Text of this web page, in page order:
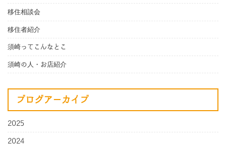
移住相談会
移住者紹介
須崎ってこんなとこ
須崎の人・お店紹介
ブログアーカイブ
2025
2024